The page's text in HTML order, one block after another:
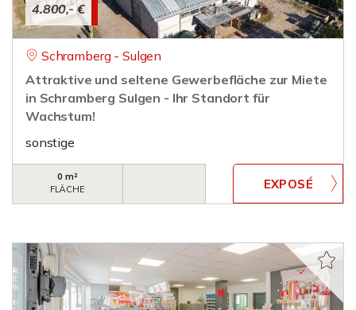
4.800,- €
Schramberg - Sulgen
Attraktive und seltene Gewerbefläche zur Miete
in Schramberg Sulgen - Ihr Standort für
Wachstum!
sonstige
0 m²
FLÄCHE